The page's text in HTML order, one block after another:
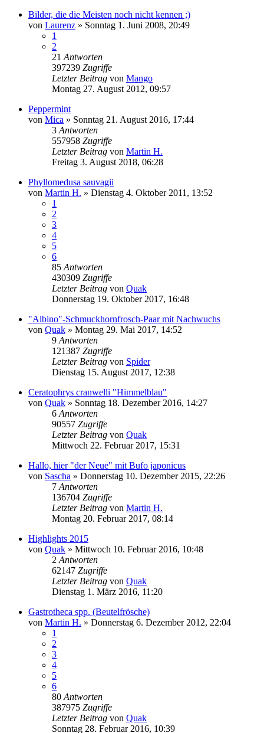
Bilder, die die Meisten noch nicht kennen ;)
von Laurenz » Sonntag 1. Juni 2008, 20:49
1
2
21 Antworten
397239 Zugriffe
Letzter Beitrag von Mango
Montag 27. August 2012, 09:57
Peppermint
von Mica » Sonntag 21. August 2016, 17:44
3 Antworten
557958 Zugriffe
Letzter Beitrag von Martin H.
Freitag 3. August 2018, 06:28
Phyllomedusa sauvagii
von Martin H. » Dienstag 4. Oktober 2011, 13:52
1
2
3
4
5
6
85 Antworten
430309 Zugriffe
Letzter Beitrag von Quak
Donnerstag 19. Oktober 2017, 16:48
"Albino"-Schmuckhornfrosch-Paar mit Nachwuchs
von Quak » Montag 29. Mai 2017, 14:52
9 Antworten
121387 Zugriffe
Letzter Beitrag von Spider
Dienstag 15. August 2017, 12:38
Ceratophrys cranwelli "Himmelblau"
von Quak » Sonntag 18. Dezember 2016, 14:27
6 Antworten
90557 Zugriffe
Letzter Beitrag von Quak
Mittwoch 22. Februar 2017, 15:31
Hallo, hier "der Neue" mit Bufo japonicus
von Sascha » Donnerstag 10. Dezember 2015, 22:26
7 Antworten
136704 Zugriffe
Letzter Beitrag von Martin H.
Montag 20. Februar 2017, 08:14
Highlights 2015
von Quak » Mittwoch 10. Februar 2016, 10:48
2 Antworten
62147 Zugriffe
Letzter Beitrag von Quak
Dienstag 1. März 2016, 11:20
Gastrotheca spp. (Beutelfrösche)
von Martin H. » Donnerstag 6. Dezember 2012, 22:04
1
2
3
4
5
6
80 Antworten
387975 Zugriffe
Letzter Beitrag von Quak
Sonntag 28. Februar 2016, 10:39